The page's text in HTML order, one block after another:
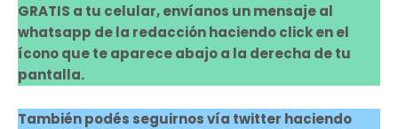
GRATIS a tu celular, envíanos un mensaje al
whatsapp de la redacción haciendo click en el
ícono que te aparece abajo a la derecha de tu
pantalla.
También podés seguirnos vía twitter haciendo